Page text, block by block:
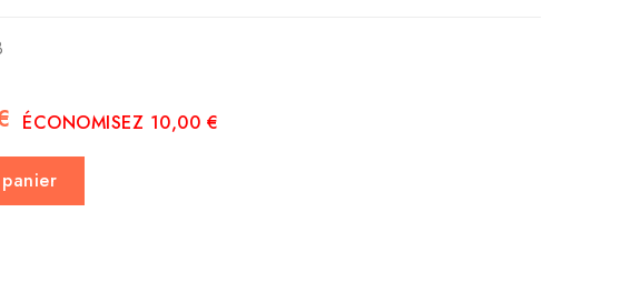
ÉCONOMISEZ 10,00 €